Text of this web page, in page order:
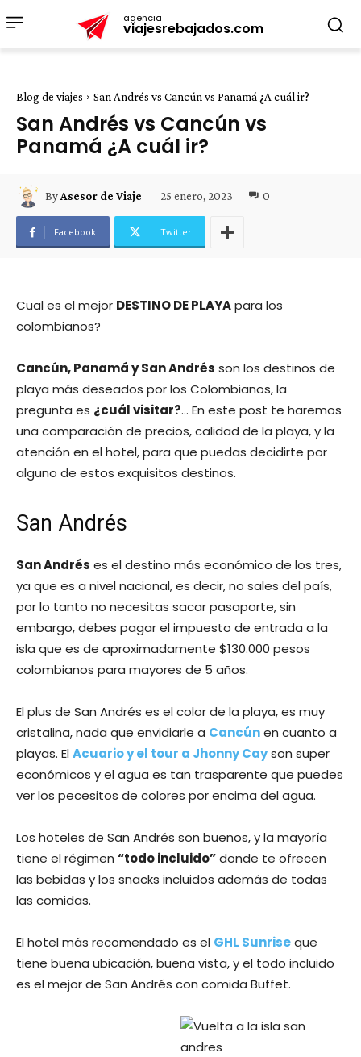
agencia
viajesrebajados.com
Blog de viajes San Andrés vs Cancún vs Panamá ¿A cuál ir?
San Andrés vs Cancún vs
Panamá ¿A cuál ir?
ByAsesor de Viaje 25 enero, 2023 0
Facebook Twitter
Cual es el mejor DESTINO DE PLAYApara los
colombianos?
Cancún, Panamá y San Andrés son los destinos de
playa más deseados por los Colombianos, la
pregunta es ¿cuál visitar?… En este post te haremos
una comparación de precios, calidad de la playa, y la
atención en el hotel, para que puedas decidirte por
alguno de estos exquisitos destinos.
San Andrés
San Andrés es el destino más económico de los tres,
ya que es a nivel nacional, es decir, no sales del país,
por lo tanto no necesitas sacar pasaporte, sin
embargo, debes pagar el impuesto de entrada a la
isla que es de aproximadamente $130.000 pesos
colombianos para mayores de 5 años.
El plus de San Andrés es el color de la playa, es muy
cristalina, nada que envidiarle a Cancúnen cuanto a
playas. ElAcuario y el tour a Jhonny Cayson super
económicos y el agua es tan trasparente que puedes
ver los pecesitos de colores por encima del agua.
Los hoteles de San Andrés son buenos, y la mayoría
tiene el régimen “todo incluido”donde te ofrecen
las bebidas y los snacks incluidos además de todas
las comidas.
El hotel más recomendado es el GHL Sunriseque
tiene buena ubicación, buena vista, y el todo incluido
es el mejor de San Andrés con comida Buffet.